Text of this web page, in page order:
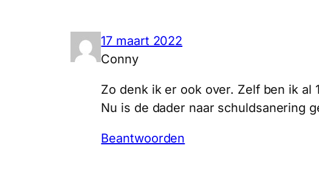
17 maart 2022
Conny
Zo denk ik er ook over. Zelf ben ik al
Nu is de dader naar schuldsanering
Beantwoorden